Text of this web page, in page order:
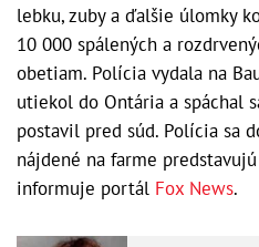
lebku, zuby a ďalšie úlomky
10 000 spálených a
obetiam. Polícia vydala na
utiekol do Ontária a spáchal
postavil pred súd. Polícia sa
nájdené na farme
informuje portál Fox News.